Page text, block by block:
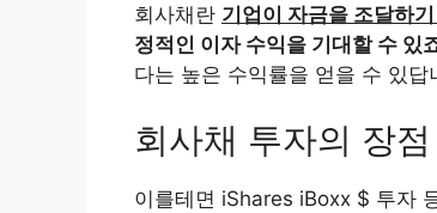
회사채란 기업이 자금을 조달하
정적인 이자 수익을 기대할 수 있
다는 높은 수익률을 얻을 수 있답
회사채 투자의 장점
이를테면 iShares iBoxx $ 투자